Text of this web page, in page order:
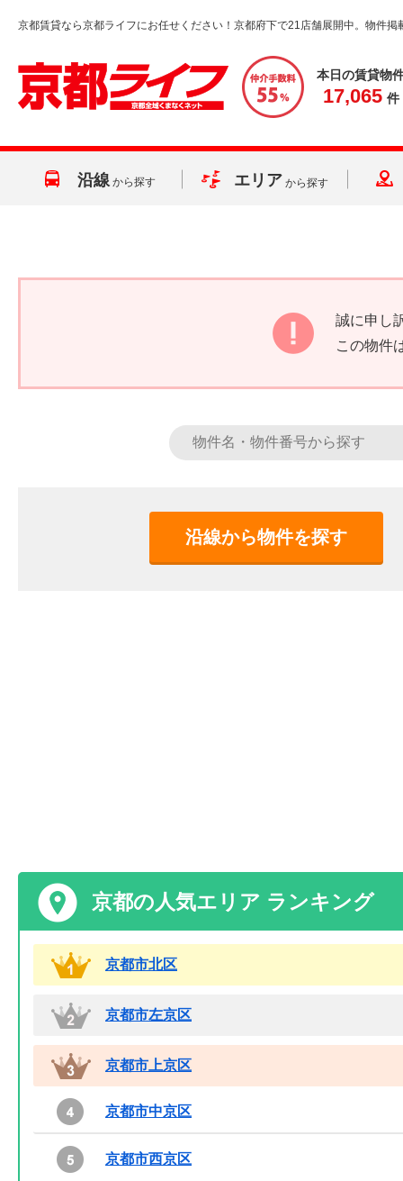
京都賃貸なら京都ライフにお任せください！京都府下で21店舗展開中。物件掲
本日の賃貸物
17,065 件
沿線 から探す エリア から探す
誠に申し
この物件
沿線から物件を探す
京都の人気エリア ランキング
京都市北区
京都市左京区
京都市上京区
京都市中京区
京都市西京区